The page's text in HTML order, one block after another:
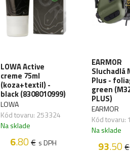
LOWA Active
creme 75ml
(koza+textil) -
black (8308010999)
LOWA
Kód tovaru: 253324
Na sklade
6.80€ s DPH
EARMOR
Sluchadlá
Plus -
green
PLUS)
EARMOR
Kód tovaru:
Na sklade
93.50€